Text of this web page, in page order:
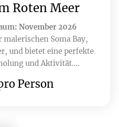
Roten Meer
November 2026
Soma Bay,
und bietet eine perfekte
und Aktivität.
Ruhe genießen,
Person